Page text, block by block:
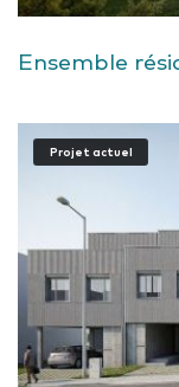
Ensemble
Projet actuel